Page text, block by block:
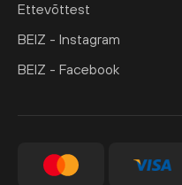
Ettevõttest
BEIZ - Instagram
BEIZ - Facebook